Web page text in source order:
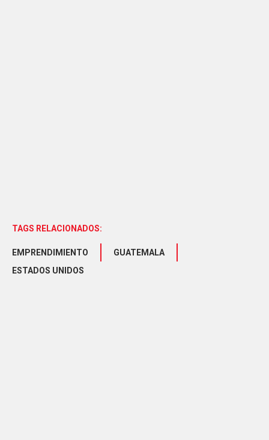
TAGS RELACIONADOS:
EMPRENDIMIENTO
GUATEMALA
ESTADOS UNIDOS